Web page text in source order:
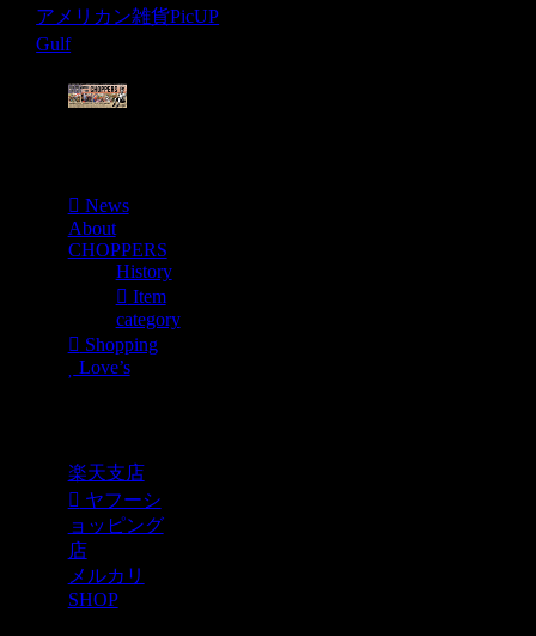
アメリカン雑貨PicUP
Gulf
News
About
CHOPPERS
History
Item
category
Shopping
Love’s
楽天支店
ヤフーシ
ョッピング
店
メルカリ
SHOP